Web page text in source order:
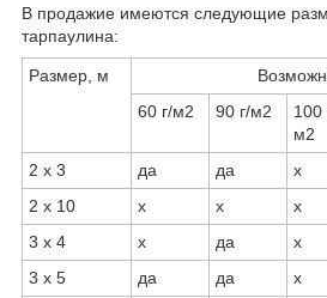
В продажие имеются следующие
тарпаулина:
Размер, м
Возможность
60 г/м2
90 г/м2
100
м2
2 х 3
да да х
2 х 10
х х х
3 х 4
х да х
3 х 5
да да х